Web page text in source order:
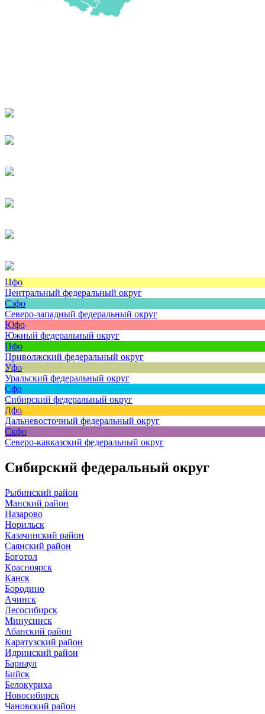
Цфо
Центральный федеральный округ
Сзфо
Северо-западный федеральный округ
Юфо
Южный федеральный округ
Пфо
Приволжский федеральный округ
Уфо
Уральский федеральный округ
Сфо
Сибирский федеральный округ
Дфо
Дальневосточный федеральный округ
Скфо
Северо-кавказский федеральный округ
Сибирский федеральный округ
Рыбинский район
Манский район
Назарово
Норильск
Казачинский район
Саянский район
Боготол
Красноярск
Канск
Бородино
Ачинск
Лесосибирск
Минусинск
Абанский район
Каратузский район
Идринский район
Барнаул
Бийск
Белокуриха
Новосибирск
Чановский район